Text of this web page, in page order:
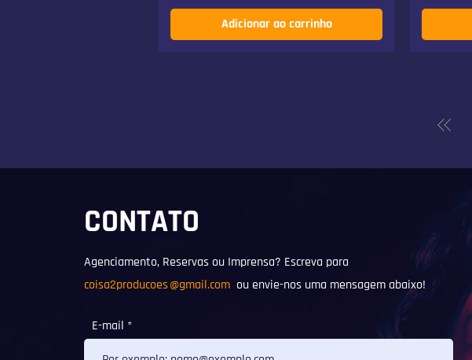
Adicionar ao carrinho
CONTATO
Agenciamento, Reservas ou Imprensa? Escreva para
@gmail.com
coisa2producoes ou envie-nos uma mensagem abaixo!
E-mail